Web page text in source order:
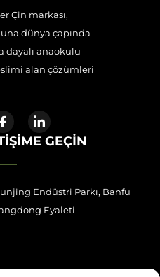
Çin markası,
dünya çapında
dayalı anaokulu
alan çözümleri
GEÇIN
Endüstri Parkı, Banfu
Eyaleti